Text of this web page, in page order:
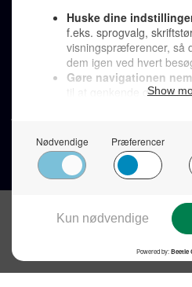
LINKS
Tidligere aviser >
Støt Den Korte Avis >
Send et læserbrev >
Privatlivspolitik >